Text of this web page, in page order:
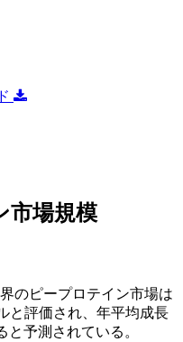
市場規模
界のピープロテイン市場は
と評価され、年平均成長
と予測されている。